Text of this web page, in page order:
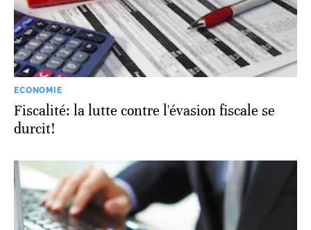
ECONOMIE
Fiscalité: la lutte contre l'évasion fiscale se
durcit!